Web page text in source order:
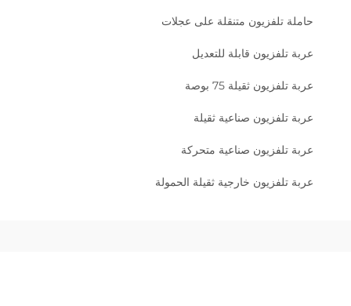
حاملة تلفزيون متنقلة على عجلات
عربة تلفزيون قابلة للتعديل
عربة تلفزيون ثقيلة 75 بوصة
عربة تلفزيون صناعية ثقيلة
عربة تلفزيون صناعية متحركة
عربة تلفزيون خارجية ثقيلة الحمولة